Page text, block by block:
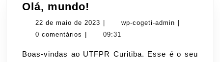
Olá, mundo!
mundo!
22 de maio de 2023 22
de
de
wp-cogeti-admin wp-
0 comentários
09:31
Boas-vindas ao UTFPR Curitiba. Esse é o seu